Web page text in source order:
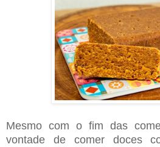
Mesmo com o fim das
vontade de comer doces